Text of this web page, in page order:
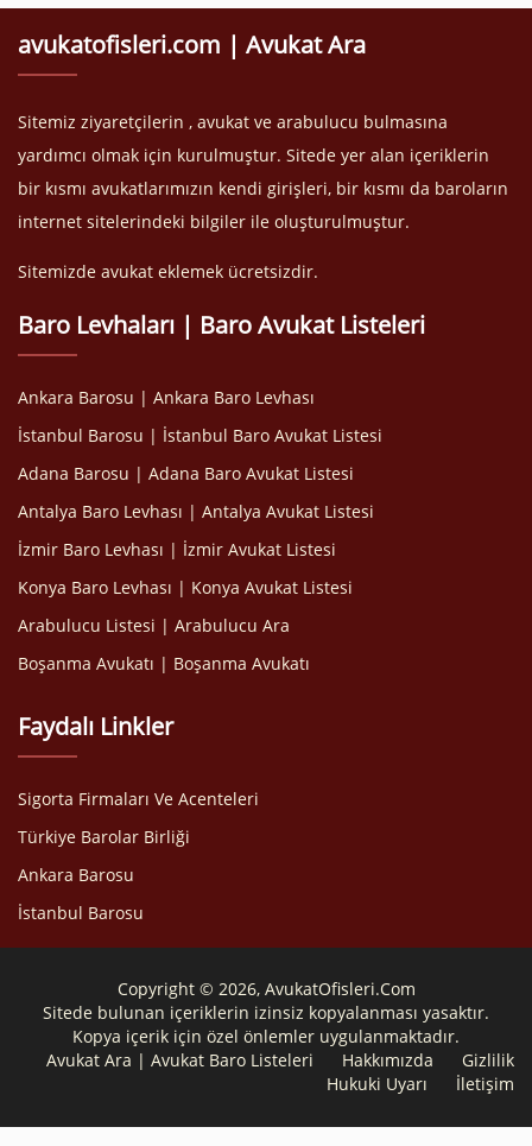
avukatofisleri.com | Avukat Ara
Sitemiz ziyaretçilerin , avukat ve arabulucu bulmasına
yardımcı olmak için kurulmuştur. Sitede yer alan içeriklerin
bir kısmı avukatlarımızın kendi girişleri, bir kısmı da baroların
internet sitelerindeki bilgiler ile oluşturulmuştur.
Sitemizde avukat eklemek ücretsizdir.
Baro Levhaları | Baro Avukat Listeleri
Ankara Barosu | Ankara Baro Levhası
İstanbul Barosu | İstanbul Baro Avukat Listesi
Adana Barosu | Adana Baro Avukat Listesi
Antalya Baro Levhası | Antalya Avukat Listesi
İzmir Baro Levhası | İzmir Avukat Listesi
Konya Baro Levhası | Konya Avukat Listesi
Arabulucu Listesi | Arabulucu Ara
Boşanma Avukatı | Boşanma Avukatı
Faydalı Linkler
Sigorta Firmaları Ve Acenteleri
Türkiye Barolar Birliği
Ankara Barosu
İstanbul Barosu
Copyright © 2026, AvukatOfisleri.Com
Sitede bulunan içeriklerin izinsiz kopyalanması yasaktır.
Kopya içerik için özel önlemler uygulanmaktadır.
Avukat Ara | Avukat Baro Listeleri
Hakkımızda
Gizlilik
Hukuki Uyarı
İletişim